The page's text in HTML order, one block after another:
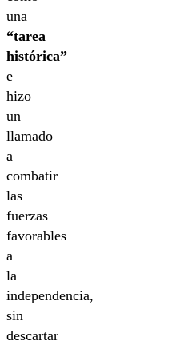
una
“tarea
histórica”
e
hizo
un
llamado
a
combatir
las
fuerzas
favorables
a
la
independencia,
sin
descartar